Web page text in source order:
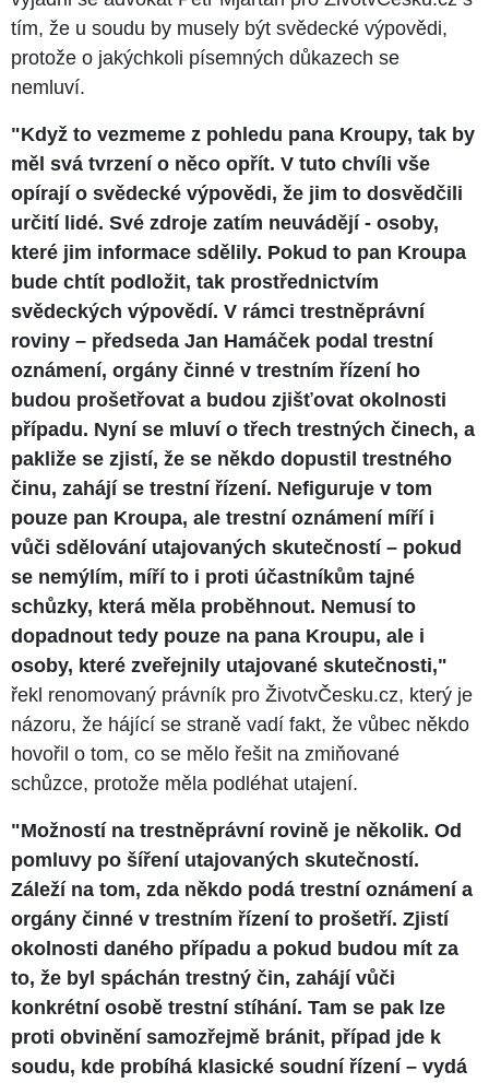
tím, že u soudu by musely být svědecké výpovědi,
protože o jakýchkoli písemných důkazech se
nemluví.
"Když to vezmeme z pohledu pana Kroupy, tak by
měl svá tvrzení o něco opřít. V tuto chvíli vše
opírají o svědecké výpovědi, že jim to dosvědčili
určití lidé. Své zdroje zatím neuvádějí - osoby,
které jim informace sdělily. Pokud to pan Kroupa
bude chtít podložit, tak prostřednictvím
svědeckých výpovědí. V rámci trestněprávní
roviny – předseda Jan Hamáček podal trestní
oznámení, orgány činné v trestním řízení ho
budou prošetřovat a budou zjišťovat okolnosti
případu. Nyní se mluví o třech trestných činech, a
pakliže se zjistí, že se někdo dopustil trestného
činu, zahájí se trestní řízení. Nefiguruje v tom
pouze pan Kroupa, ale trestní oznámení míří i
vůči sdělování utajovaných skutečností – pokud
se nemýlím, míří to i proti účastníkům tajné
schůzky, která měla proběhnout. Nemusí to
dopadnout tedy pouze na pana Kroupu, ale i
osoby, které zveřejnily utajované skutečnosti,"
řekl renomovaný právník pro ŽivotvČesku.cz, který je
názoru, že hájící se straně vadí fakt, že vůbec někdo
hovořil o tom, co se mělo řešit na zmiňované
schůzce, protože měla podléhat utajení.
"Možností na trestněprávní rovině je několik. Od
pomluvy po šíření utajovaných skutečností.
Záleží na tom, zda někdo podá trestní oznámení a
orgány činné v trestním řízení to prošetří. Zjistí
okolnosti daného případu a pokud budou mít za
to, že byl spáchán trestný čin, zahájí vůči
konkrétní osobě trestní stíhání. Tam se pak lze
proti obvinění samozřejmě bránit, případ jde k
soudu, kde probíhá klasické soudní řízení – vydá